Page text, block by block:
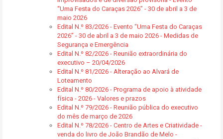
“Uma Festa do Caraças 2026” - 30 de abril a 3 de
maio 2026
Edital N.º 83/2026 - Evento “Uma Festa do Caraças
2026” - 30 de abril a 3 de maio 2026 - Medidas de
Segurança e Emergência
Edital N.º 82/2026 - Reunião extraordinária do
executivo – 20/04/2026
Edital N.º 81/2026 - Alteração ao Alvará de
Loteamento
Edital N.º 80/2026 - Programa de apoio à atividade
física - 2026 - Valores e prazos
Edital N.º 79/2026 - Reunião pública do executivo
do mês de março de 2026
Edital N.º 78/2026 - Centro de Artes e Criatividade -
venda do livro de João Brandão de Melo -